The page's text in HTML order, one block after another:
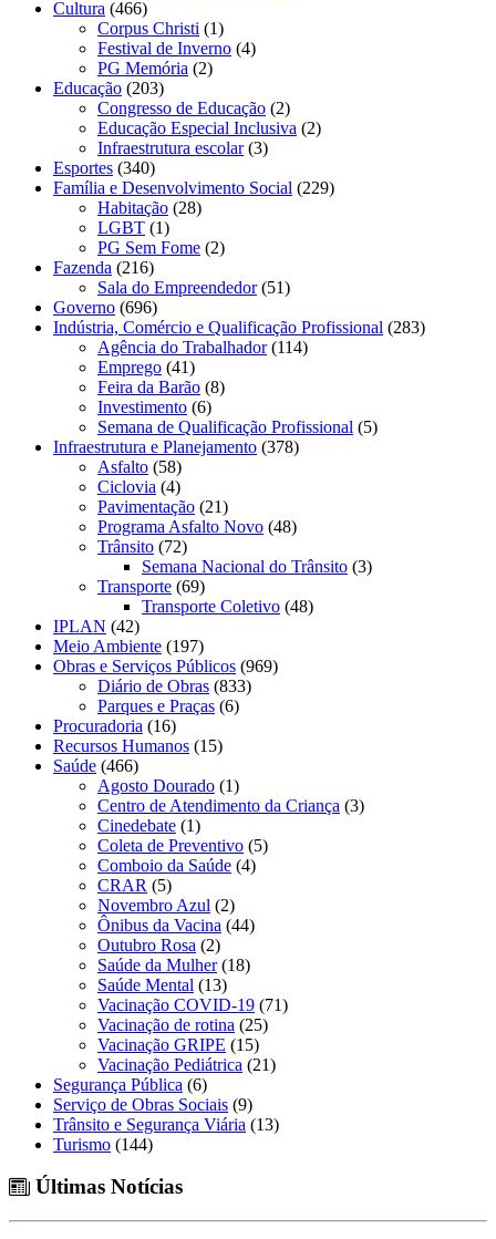
Cultura (466)
Corpus Christi (1)
Festival de Inverno (4)
PG Memória (2)
Educação (203)
Congresso de Educação (2)
Educação Especial Inclusiva (2)
Infraestrutura escolar(3)
Esportes (340)
Família e Desenvolvimento Social (229)
Habitação (28)
LGBT (1)
PG Sem Fome (2)
Fazenda (216)
Sala do Empreendedor(51)
Governo (696)
Indústria, Comércio e Qualificação Profissional (283)
Agência do Trabalhador(114)
Emprego (41)
Feira da Barão (8)
Investimento (6)
Semana de Qualificação Profissional (5)
Infraestrutura e Planejamento (378)
Asfalto (58)
Ciclovia (4)
Pavimentação (21)
Programa Asfalto Novo (48)
Trânsito (72)
Semana Nacional do Trânsito (3)
Transporte (69)
Transporte Coletivo (48)
IPLAN (42)
Meio Ambiente (197)
Obras e Serviços Públicos (969)
Diário de Obras (833)
Parques e Praças (6)
Procuradoria (16)
Recursos Humanos (15)
Saúde (466)
Agosto Dourado (1)
Centro de Atendimento da Criança (3)
Cinedebate (1)
Coleta de Preventivo (5)
Comboio da Saúde (4)
CRAR (5)
Novembro Azul (2)
Ônibus da Vacina (44)
Outubro Rosa (2)
Saúde da Mulher(18)
Saúde Mental (13)
Vacinação COVID-19 (71)
Vacinação de rotina (25)
Vacinação GRIPE (15)
Vacinação Pediátrica (21)
Segurança Pública (6)
Serviço de Obras Sociais (9)
Trânsito e Segurança Viária (13)
Turismo (144)
Últimas Notícias